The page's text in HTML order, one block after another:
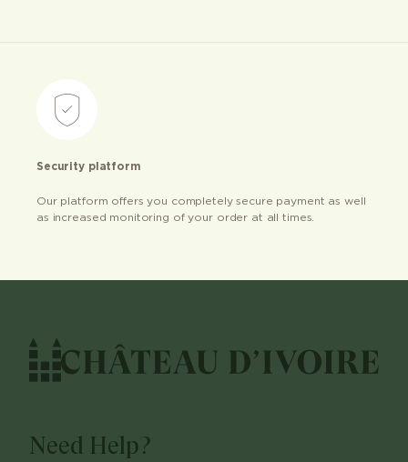
Security platform
Our platform offers you completely secure payment as well
as increased monitoring of your order at all times.
Need Help?